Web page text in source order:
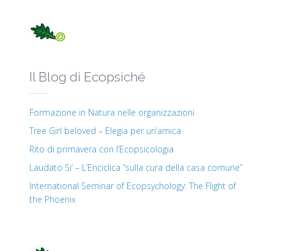
Il Blog di Ecopsiché
Formazione in Natura nelle organizzazioni
Tree Girl beloved – Elegia per un’amica
Rito di primavera con l’Ecopsicologia
Laudato Si’ – L’Enciclica “sulla cura della casa comune”
International Seminar of Ecopsychology: The Flight of
the Phoenix